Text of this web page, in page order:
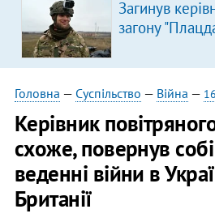
Загинув
загону
Головна — Суспільство — Війна —
Керівник
схоже, повернув
веденні війни в
Британії